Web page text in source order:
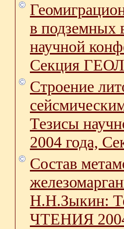
в подземных
научной
Секция
Строение
Тезисы
2004 года,
Состав
Н.Н.Зыкин:
ЧТЕНИЯ